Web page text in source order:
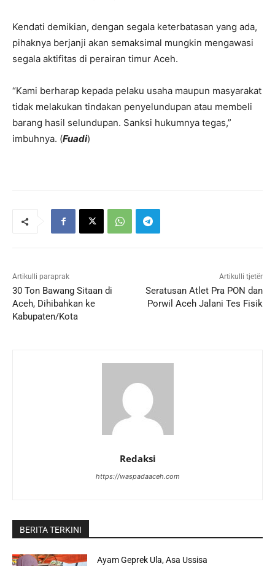
Kendati demikian, dengan segala keterbatasan yang ada,
pihaknya berjanji akan semaksimal mungkin mengawasi
segala aktifitas di perairan timur Aceh.
“Kami berharap kepada pelaku usaha maupun masyarakat
tidak melakukan tindakan penyelundupan atau membeli
barang hasil selundupan. Sanksi hukumnya tegas,”
imbuhnya. (Fuadi)
Artikulli paraprak
30 Ton Bawang Sitaan di
Aceh, Dihibahkan ke
Kabupaten/Kota
Artikulli tjetër
Seratusan Atlet Pra PON dan
Porwil Aceh Jalani Tes Fisik
Redaksi
https://waspadaaceh.com
BERITA TERKINI
Ayam Geprek Ula, Asa Ussisa